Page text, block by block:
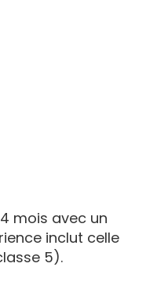
mois avec un
inclut celle
5).